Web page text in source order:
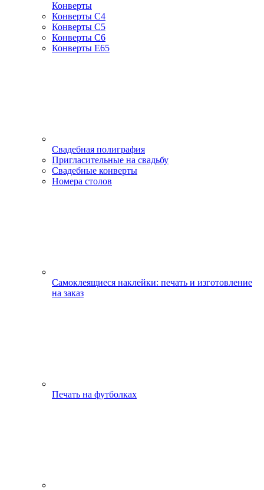
Конверты
Конверты С4
Конверты С5
Конверты С6
Конверты Е65
Свадебная полиграфия
Пригласительные на свадьбу
Свадебные конверты
Номера столов
Самоклеящиеся наклейки: печать и изготовление
на заказ
Печать на футболках